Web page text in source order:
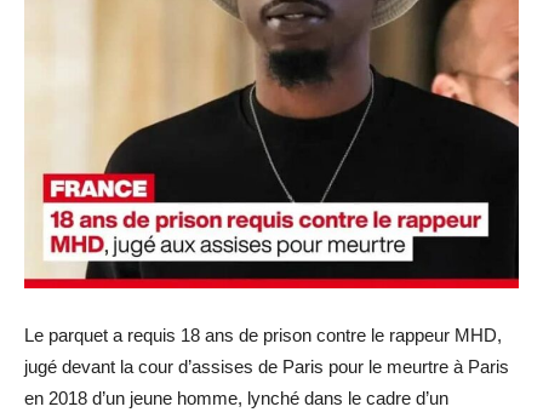
Le parquet a requis 18 ans de prison contre le rappeur MHD,
jugé devant la cour d’assises de Paris pour le meurtre à Paris
en 2018 d’un jeune homme, lynché dans le cadre d’un